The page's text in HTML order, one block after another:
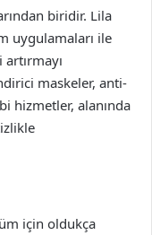
biridir. Lila
uygulamaları ile
maskeler, anti-
hizmetler, alanında
için oldukça